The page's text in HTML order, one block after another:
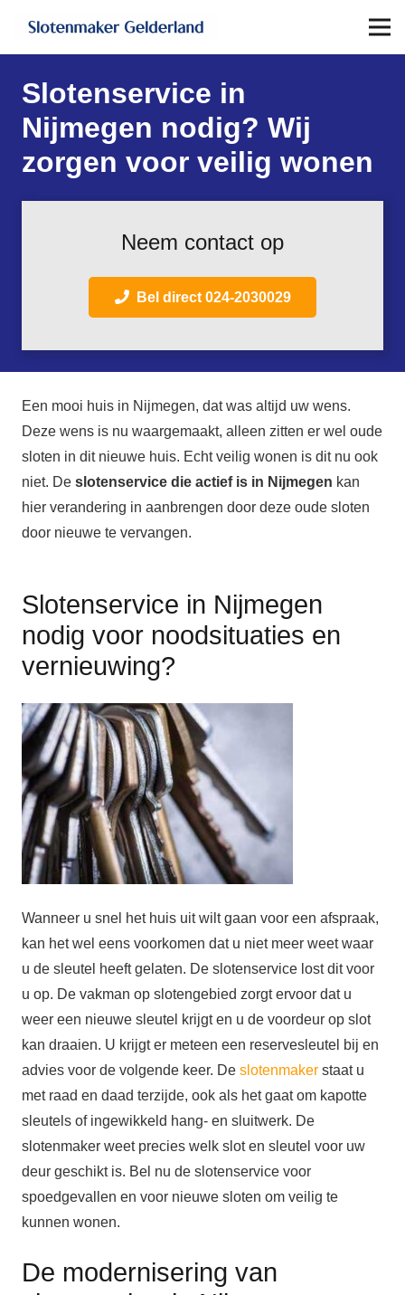
Slotenservice in
Nijmegen nodig? Wij
zorgen voor veilig wonen
Neem contact op
Bel direct 024-2030029
Een mooi huis in Nijmegen, dat was altijd uw wens.
Deze wens is nu waargemaakt, alleen zitten er wel oude
sloten in dit nieuwe huis. Echt veilig wonen is dit nu ook
niet. De slotenservice die actief is in Nijmegen kan
hier verandering in aanbrengen door deze oude sloten
door nieuwe te vervangen.
Slotenservice in Nijmegen
nodig voor noodsituaties en
vernieuwing?
Wanneer u snel het huis uit wilt gaan voor een afspraak,
kan het wel eens voorkomen dat u niet meer weet waar
u de sleutel heeft gelaten. De slotenservice lost dit voor
u op. De vakman op slotengebied zorgt ervoor dat u
weer een nieuwe sleutel krijgt en u de voordeur op slot
kan draaien. U krijgt er meteen een reservesleutel bij en
advies voor de volgende keer. De slotenmaker staat u
met raad en daad terzijde, ook als het gaat om kapotte
sleutels of ingewikkeld hang- en sluitwerk. De
slotenmaker weet precies welk slot en sleutel voor uw
deur geschikt is. Bel nu de slotenservice voor
spoedgevallen en voor nieuwe sloten om veilig te
kunnen wonen.
De modernisering van